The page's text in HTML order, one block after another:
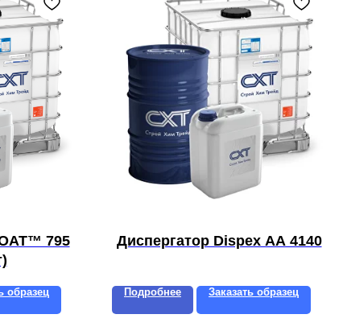
795
образец
Диспергатор Dispex AA 4140
Подробнее Заказать образец